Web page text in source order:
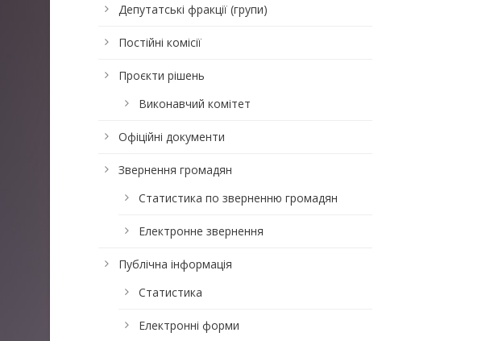
Депутатські фракції (групи)
Постійні комісії
Проєкти рішень
Виконавчий комітет
Офіційні документи
Звернення громадян
Статистика по зверненню громадян
Електронне звернення
Публічна інформація
Статистика
Електронні форми